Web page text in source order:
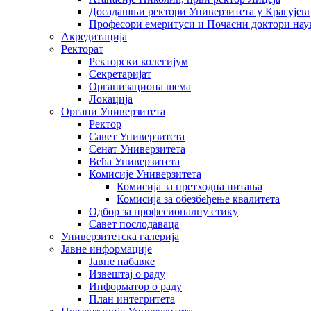
Досадашњи ректори Универзитета у
Професори емеритуси и Почасни доктори
Акредитација
Ректорат
Ректорски колегијум
Секретаријат
Организациона шема
Локација
Органи Универзитета
Ректор
Савет Универзитета
Сенат Универзитета
Већа Универзитета
Комисије Универзитета
Комисија за претходна питања
Комисија за обезбеђење квалитета
Одбор за професионалну етику
Савет послодаваца
Универзитетска галерија
Јавне информације
Јавне набавке
Извештај о раду
Информатор о раду
План интегритета